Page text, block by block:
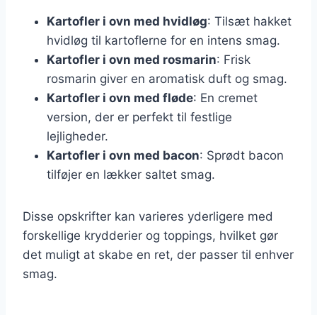
Kartofler i ovn med hvidløg: Tilsæt hakket
hvidløg til kartoflerne for en intens smag.
Kartofler i ovn med rosmarin: Frisk
rosmarin giver en aromatisk duft og smag.
Kartofler i ovn med fløde: En cremet
version, der er perfekt til festlige
lejligheder.
Kartofler i ovn med bacon: Sprødt bacon
tilføjer en lækker saltet smag.
Disse opskrifter kan varieres yderligere med
forskellige krydderier og toppings, hvilket gør
det muligt at skabe en ret, der passer til enhver
smag.